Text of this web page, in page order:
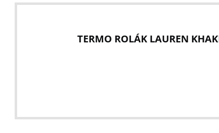
TERMO ROLÁK LAUREN